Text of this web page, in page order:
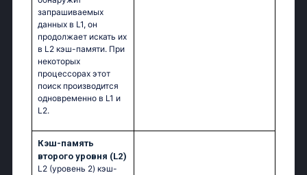
запрашиваемых
данных в L1, он
продолжает искать их
в L2 кэш-памяти. При
некоторых
процессорах этот
поиск производится
одновременно в L1 и
L2.
Кэш-память
второго уровня (L2)
L2 (уровень 2) кэш-